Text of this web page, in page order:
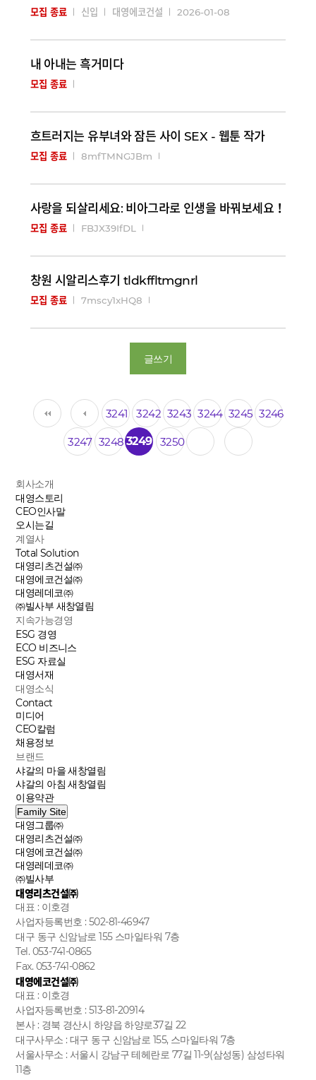
모집 종료 신입 대영에코건설 2026-01-08
내 아내는 흑거미다
모집 종료
흐트러지는 유부녀와 잠든 사이 SEX - 웹툰 작가
모집 종료 8mfTMNGJBm
사랑을 되살리세요: 비아그라로 인생을 바꿔보세요！
모집 종료 FBJX39IfDL
창원 시알리스후기 tldkffltmgnrl
모집 종료 7mscy1xHQ8
글쓰기
3241 3242 3243 3244 3245 3246
3247 3248 3249 3250
회사소개
대영스토리
CEO인사말
오시는길
계열사
Total Solution
대영리츠건설㈜
대영에코건설㈜
대영레데코㈜
㈜빌사부 새창열림
지속가능경영
ESG 경영
ECO 비즈니스
ESG 자료실
대영서재
대영소식
Contact
미디어
CEO칼럼
채용정보
브랜드
샤갈의 마을새창열림
샤갈의 아침새창열림
이용약관
Family Site
대영그룹㈜
대영리츠건설㈜
대영에코건설㈜
대영레데코㈜
㈜빌사부
대영리츠건설㈜
대표 : 이호경
사업자등록번호 : 502-81-46947
대구 동구 신암남로 155 스마일타워 7층
Tel. 053-741-0865
Fax. 053-741-0862
대영에코건설㈜
대표 : 이호경
사업자등록번호 : 513-81-20914
본사 : 경북 경산시 하양읍 하양로37길 22
대구사무소 : 대구 동구 신암남로 155, 스마일타워 7층
서울사무소 : 서울시 강남구 테헤란로 77길 11-9(삼성동) 삼성타워
11층